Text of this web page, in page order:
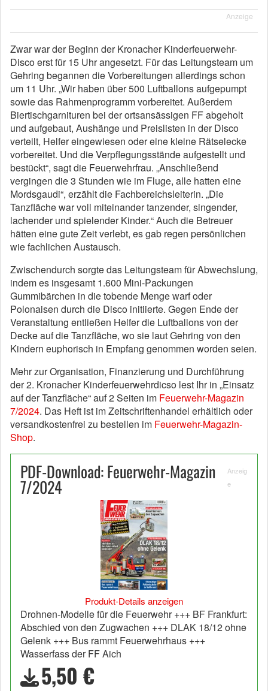
Anzeige
Zwar war der Beginn der Kronacher Kinderfeuerwehr-
Disco erst für 15 Uhr angesetzt. Für das Leitungsteam um
Gehring begannen die Vorbereitungen allerdings schon
um 11 Uhr. „Wir haben über 500 Luftballons aufgepumpt
sowie das Rahmenprogramm vorbereitet. Außerdem
Biertischgarnituren bei der ortsansässigen FF abgeholt
und aufgebaut, Aushänge und Preislisten in der Disco
verteilt, Helfer eingewiesen oder eine kleine Rätselecke
vorbereitet. Und die Verpflegungsstände aufgestellt und
bestückt“, sagt die Feuerwehrfrau. „Anschließend
vergingen die 3 Stunden wie im Fluge, alle hatten eine
Mordsgaudi“, erzählt die Fachbereichsleiterin. „Die
Tanzfläche war voll miteinander tanzender, singender,
lachender und spielender Kinder.“ Auch die Betreuer
hätten eine gute Zeit verlebt, es gab regen persönlichen
wie fachlichen Austausch.
Zwischendurch sorgte das Leitungsteam für Abwechslung,
indem es insgesamt 1.600 Mini-Packungen
Gummibärchen in die tobende Menge warf oder
Polonaisen durch die Disco initiierte. Gegen Ende der
Veranstaltung entließen Helfer die Luftballons von der
Decke auf die Tanzfläche, wo sie laut Gehring von den
Kindern euphorisch in Empfang genommen worden seien.
Mehr zur Organisation, Finanzierung und Durchführung
der 2. Kronacher Kinderfeuerwehrdicso lest Ihr in „Einsatz
auf der Tanzfläche“ auf 2 Seiten im Feuerwehr-Magazin
7/2024. Das Heft ist im Zeitschriftenhandel erhältlich oder
versandkostenfrei zu bestellen im Feuerwehr-Magazin-
Shop.
PDF-Download: Feuerwehr-Magazin
7/2024
Anzeig
e
Produkt-Details anzeigen
Drohnen-Modelle für die Feuerwehr +++ BF Frankfurt:
Abschied von den Zugwachen +++ DLAK 18/12 ohne
Gelenk +++ Bus rammt Feuerwehrhaus +++
Wasserfass der FF Aich
5,50 €